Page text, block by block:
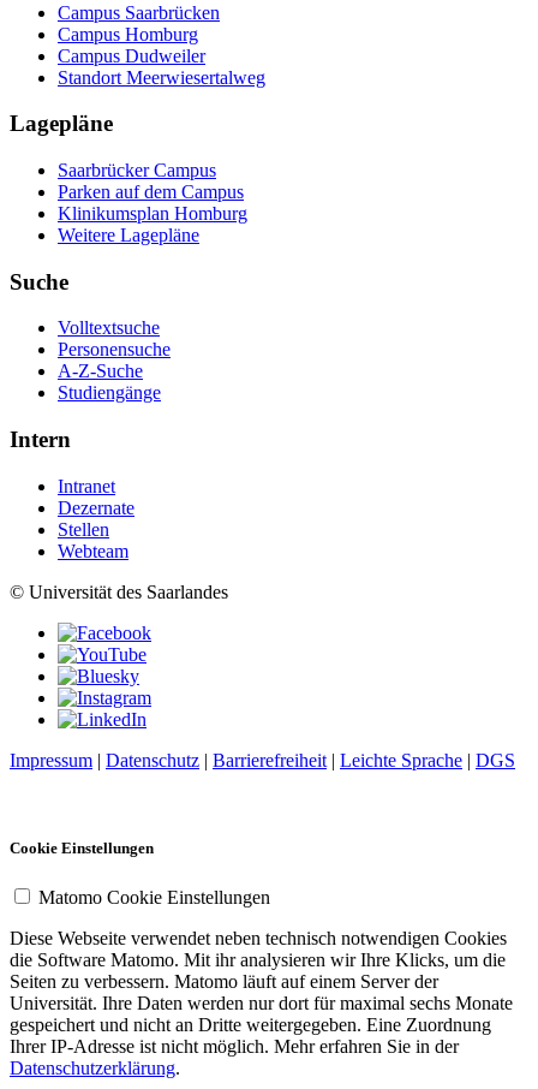
Campus Saarbrücken
Campus Homburg
Campus Dudweiler
Standort Meerwiesertalweg
Lagepläne
Saarbrücker Campus
Parken auf dem Campus
Klinikumsplan Homburg
Weitere Lagepläne
Suche
Volltextsuche
Personensuche
A-Z-Suche
Studiengänge
Intern
Intranet
Dezernate
Stellen
Webteam
© Universität des Saarlandes
Impressum | Datenschutz | Barrierefreiheit | Leichte Sprache | DGS
Cookie Einstellungen
Matomo Cookie Einstellungen
Diese Webseite verwendet neben technisch notwendigen Cookies
die Software Matomo. Mit ihr analysieren wir Ihre Klicks, um die
Seiten zu verbessern. Matomo läuft auf einem Server der
Universität. Ihre Daten werden nur dort für maximal sechs Monate
gespeichert und nicht an Dritte weitergegeben. Eine Zuordnung
Ihrer IP-Adresse ist nicht möglich. Mehr erfahren Sie in der
Datenschutzerklärung.